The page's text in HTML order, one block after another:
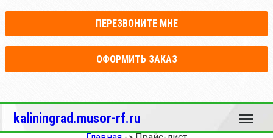
ПЕРЕЗВОНИТЕ МНЕ
ОФОРМИТЬ ЗАКАЗ
kaliningrad.musor-rf.ru Меню